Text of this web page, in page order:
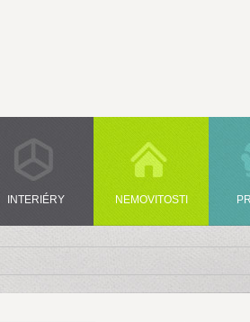
INTERIÉRY NEMOVITOSTI